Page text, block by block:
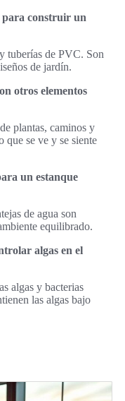
para construir un
tuberías de PVC. Son
de jardín.
otros elementos
plantas, caminos y
que se ve y se siente
un estanque
de agua son
equilibrado.
algas en el
algas y bacterias
las algas bajo